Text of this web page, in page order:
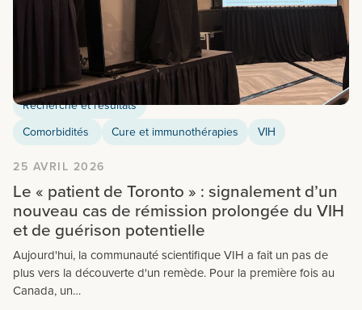
Recherche et résultats
Comorbidités
Cure et immunothérapies VIH
25 AVRIL 2026
Le « patient de Toronto » : signalement d’un
nouveau cas de rémission prolongée du VIH
et de guérison potentielle
Aujourd'hui, la communauté scientifique VIH a fait un pas de
plus vers la découverte d'un remède. Pour la première fois au
Canada, un…